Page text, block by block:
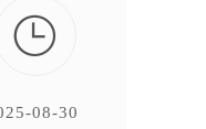

08-30